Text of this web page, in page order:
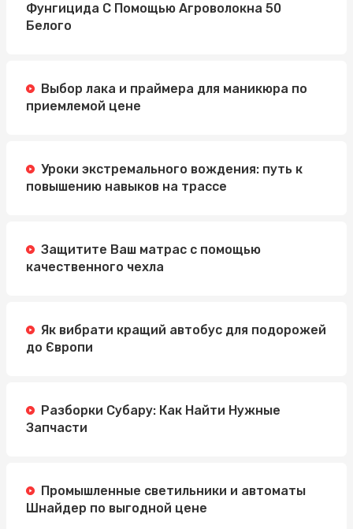
Фунгицида С Помощью Агроволокна 50
Белого
Выбор лака и праймера для маникюра по
приемлемой цене
Уроки экстремального вождения: путь к
повышению навыков на трассе
Защитите Ваш матрас с помощью
качественного чехла
Як вибрати кращий автобус для подорожей
до Європи
Разборки Субару: Как Найти Нужные
Запчасти
Промышленные светильники и автоматы
Шнайдер по выгодной цене